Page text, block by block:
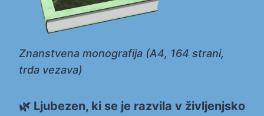
Znanstvena monografija (A4, 164 strani,
trda vezava)
🌿 Ljubezen, ki se je razvila v življenjsko